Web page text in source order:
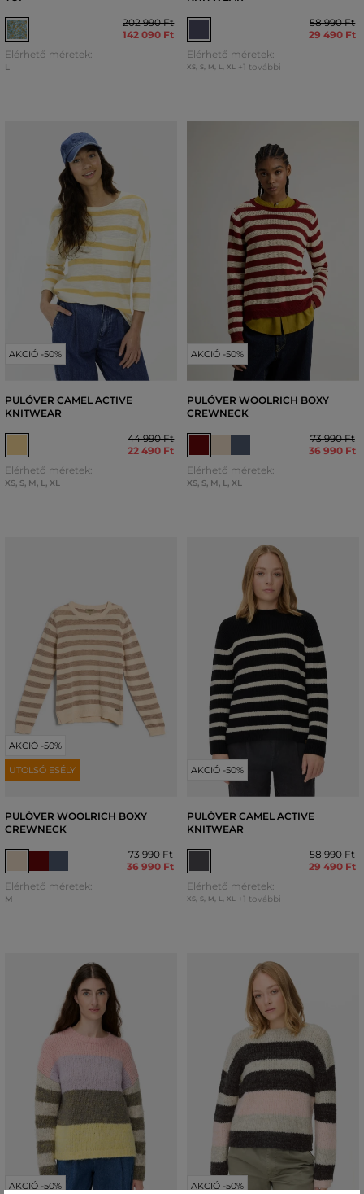
202 990 Ft
142 090 Ft
Elérhető méretek:
L
58 990 Ft
29 490 Ft
Elérhető méretek:
XS, S, M, L, XL +1 további
AKCIÓ -50%
PULÓVER CAMEL ACTIVE
KNITWEAR
44 990 Ft
22 490 Ft
Elérhető méretek:
XS, S, M, L, XL
AKCIÓ -50%
PULÓVER WOOLRICH BOXY
CREWNECK
73 990 Ft
36 990 Ft
Elérhető méretek:
XS, S, M, L, XL
AKCIÓ -50%
UTOLSÓ ESÉLY
PULÓVER WOOLRICH BOXY
CREWNECK
73 990 Ft
36 990 Ft
Elérhető méretek:
M
AKCIÓ -50%
PULÓVER CAMEL ACTIVE
KNITWEAR
58 990 Ft
29 490 Ft
Elérhető méretek:
XS, S, M, L, XL +1 további
AKCIÓ -50% AKCIÓ -50%